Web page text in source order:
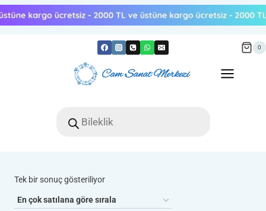
Skip
to
0
search
Tek bir sonuç gösteriliyor